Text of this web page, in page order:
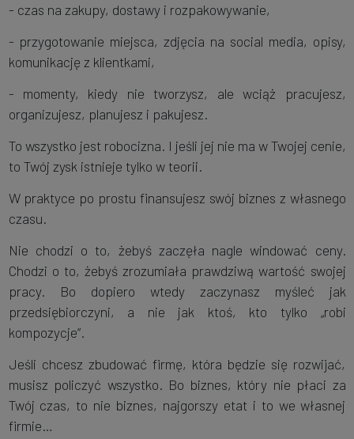
- czas na zakupy, dostawy i rozpakowywanie,
- przygotowanie miejsca, zdjęcia na social media, opisy,
komunikację z klientkami,
- momenty, kiedy nie tworzysz, ale wciąż pracujesz,
organizujesz, planujesz i pakujesz.
To wszystko jest robocizna. I jeśli jej nie ma w Twojej cenie,
to Twój zysk istnieje tylko w teorii.
W praktyce po prostu finansujesz swój biznes z własnego
czasu.
Nie chodzi o to, żebyś zaczęła nagle windować ceny.
Chodzi o to, żebyś zrozumiała prawdziwą wartość swojej
pracy. Bo dopiero wtedy zaczynasz myśleć jak
przedsiębiorczyni, a nie jak ktoś, kto tylko „robi
kompozycje”.
Jeśli chcesz zbudować firmę, która będzie się rozwijać,
musisz policzyć wszystko. Bo biznes, który nie płaci za
Twój czas, to nie biznes, najgorszy etat i to we własnej
firmie…